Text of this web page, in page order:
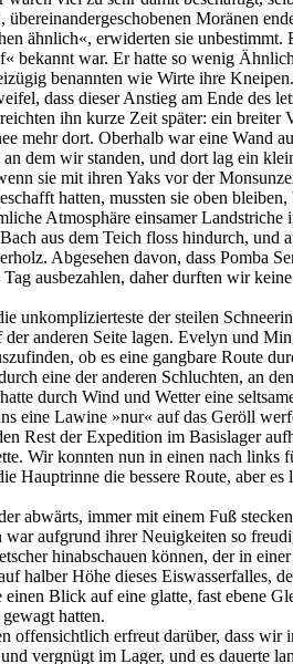
Moränen
ähnlich«, erwiderten sie
bekannt war. Er hatte so wenig
benannten wie Wirte ihre Kneipen.
dass dieser Anstieg am Ende des
ihn kurze Zeit später: ein
mehr dort. Oberhalb war eine Wand
dem wir standen, und dort lag ein
sie mit ihren Yaks vor der
hatten, mussten sie oben
Atmosphäre einsamer
aus dem Teich floss hindurch, und
Abgesehen davon, dass Pomba
ausbezahlen, daher durften wir
unkomplizierteste der steilen
anderen Seite lagen. Evelyn und
ob es eine gangbare Route
eine der anderen Schluchten, an
durch Wind und Wetter eine
Lawine »nur« auf das Geröll
Rest der Expedition im Basislager
Wir konnten nun in einen nach links
Hauptrinne die bessere Route, aber
immer mit einem Fuß
aufgrund ihrer Neuigkeiten so
hinabschauen können, der in
halber Höhe dieses Eiswasserfalles,
Blick auf eine glatte, fast ebene
hatten.
erfreut darüber, dass wir
vergnügt im Lager, und es dauerte